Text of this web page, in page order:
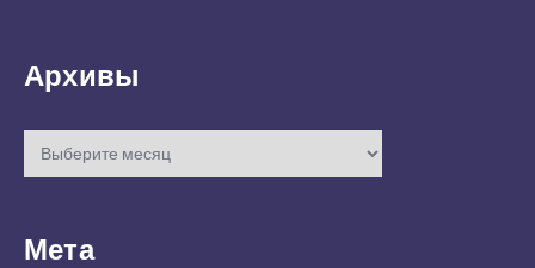
Архивы
Архивы
Мета